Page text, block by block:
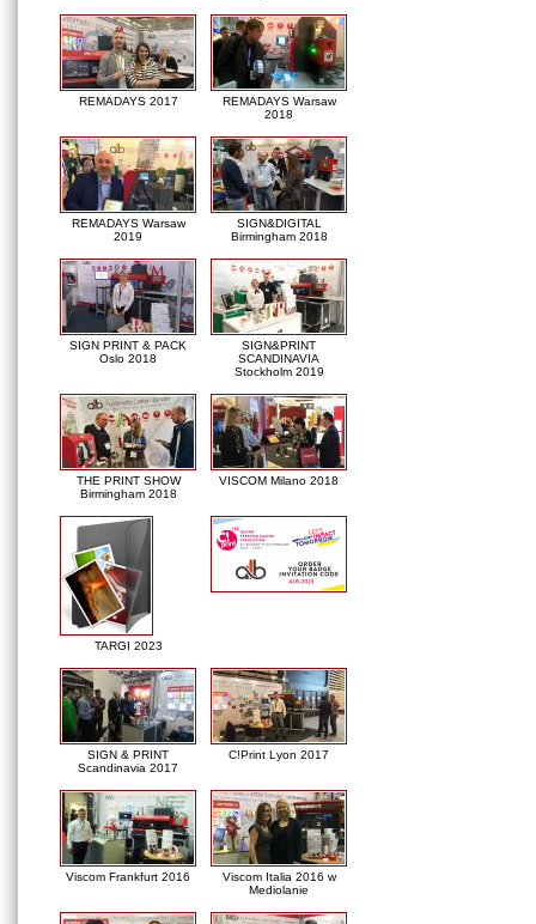
REMADAYS 2017
REMADAYS Warsaw
2018
REMADAYS Warsaw
2019
SIGN&DIGITAL
Birmingham 2018
SIGN PRINT & PACK
Oslo 2018
SIGN&PRINT
SCANDINAVIA
Stockholm 2019
THE PRINT SHOW
Birmingham 2018
VISCOM Milano 2018
TARGI 2023
SIGN & PRINT
Scandinavia 2017
C!Print Lyon 2017
Viscom Frankfurt 2016
Viscom Italia 2016 w
Mediolanie